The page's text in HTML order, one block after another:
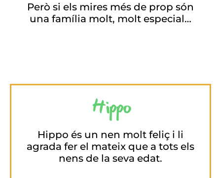
Però si els mires més de prop són
una família molt, molt especial…
Hippo
Hippo és un nen molt feliç i li
agrada fer el mateix que a tots els
nens de la seva edat.